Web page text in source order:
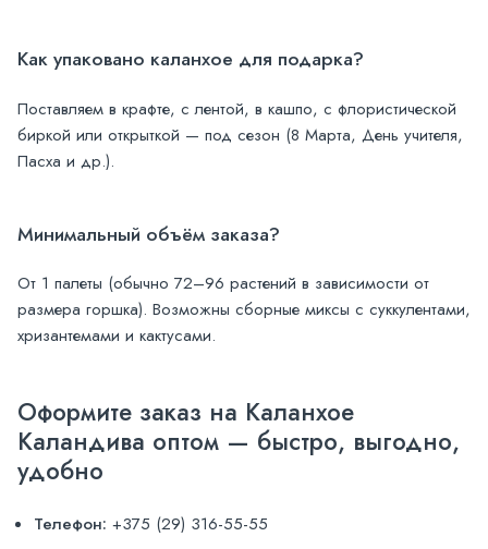
Как упаковано каланхое для подарка?
Поставляем в крафте, с лентой, в кашпо, с флористической
биркой или открыткой — под сезон (8 Марта, День учителя,
Пасха и др.).
Минимальный объём заказа?
От 1 палеты (обычно 72–96 растений в зависимости от
размера горшка). Возможны сборные миксы с суккулентами,
хризантемами и кактусами.
Оформите заказ на Каланхое
Каландива оптом — быстро, выгодно,
удобно
Телефон: +375 (29) 316-55-55